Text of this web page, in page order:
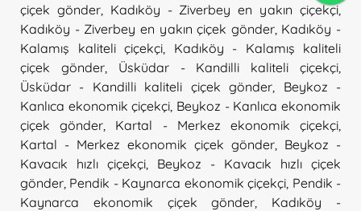
çiçek gönder, Kadıköy - Ziverbey en yakın çiçekçi,
Kadıköy - Ziverbey en yakın çiçek gönder, Kadıköy -
Kalamış kaliteli çiçekçi
Kadıköy - Kalamış kaliteli
çiçek gönder, Üsküdar - Kandilli kaliteli çiçekçi
Üsküdar - Kandilli kaliteli çiçek gönder
Beykoz -
Kanlıca ekonomik çiçekçi Beykoz - Kanlıca ekonomik
çiçek gönder
Kartal - Merkez ekonomik çiçekçi
Kartal - Merkez ekonomik çiçek gönder
Beykoz -
Kavacık hızlı çiçekçi
Beykoz - Kavacık hızlı çiçek
gönder Pendik - Kaynarca ekonomik çiçekçi Pendik -
Kaynarca ekonomik çiçek gönder
Kadıköy -